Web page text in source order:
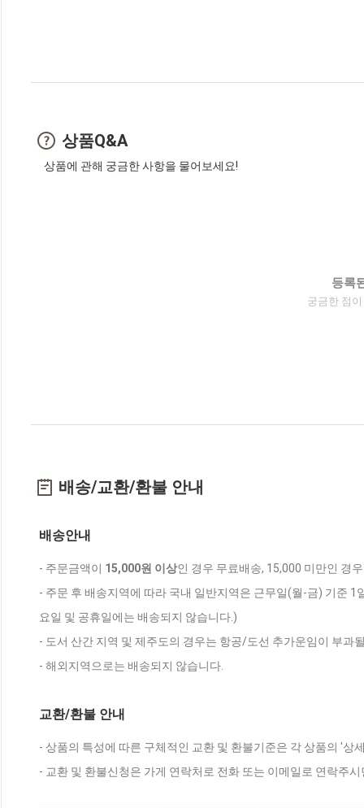
상품Q&A
상품에 관해 궁금한 사항을 물어보세요!
등록
궁금한 점
배송/교환/환불 안내
배송안내
- 주문금액이 15,000원 이상인 경우 무료배송, 15,000 미만인 경
- 주문 후 배송지역에 따라 국내 일반지역은 근무일(월-금) 기준
요일 및 공휴일에는 배송되지 않습니다.)
- 도서 산간 지역 및 제주도의 경우는 항공/도선 추가운임이 부과
- 해외지역으로는 배송되지 않습니다.
교환/환불 안내
- 상품의 특성에 따른 구체적인 교환 및 환불기준은 각 상품의 '상
- 교환 및 환불신청은 가게 연락처로 전화 또는 이메일로 연락주